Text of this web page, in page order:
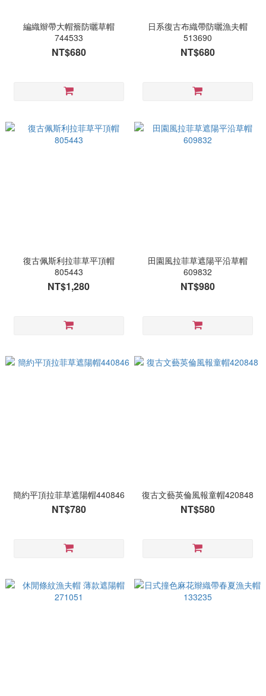
編織辮帶大帽簷防曬草帽
744533
NT$680
日系復古布織帶防曬漁夫帽
513690
NT$680
復古佩斯利拉菲草平頂帽
805443
NT$1,280
田園風拉菲草遮陽平沿草帽
609832
NT$980
簡約平頂拉菲草遮陽帽440846
NT$780
復古文藝英倫風報童帽420848
NT$580